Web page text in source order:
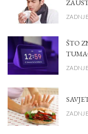
ŠTO